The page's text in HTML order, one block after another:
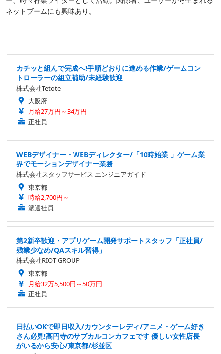
ネットブームにも興味あり。
カチッと組んで完成へ!手順どおりに進める作業/ゲームコン
トローラーの組立補助/未経験歓迎
株式会社Tetote
大阪府
月給27万円～34万円
正社員
WEBデザイナー・WEBディレクター/「10時始業 」ゲーム業
界でモーションデザイナー業務
株式会社スタッフサービス エンジニアガイド
東京都
時給2,700円～
派遣社員
第2新卒歓迎・アプリゲーム開発サポートスタッフ「正社員/
残業少なめ/QAスキル習得」
株式会社RIOT GROUP
東京都
月給32万5,500円～50万円
正社員
日払いOKで即日収入/カウンターレディ/アニメ・ゲーム好き
さん必見!高円寺のサブカルコンカフェです 優しい女性店長
がいるから安心/東京都/杉並区